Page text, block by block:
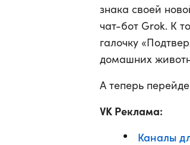
знака своей
чат-бот Grok. К
галочку
домашних
А теперь
VK Реклама:
Каналы